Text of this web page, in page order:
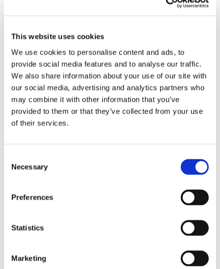
This website uses cookies
We use cookies to personalise content and ads, to
provide social media features and to analyse our traffic.
We also share information about your use of our site with
our social media, advertising and analytics partners who
may combine it with other information that you’ve
provided to them or that they’ve collected from your use
of their services.
Selection
Necessary
Preferences
Statistics
Marketing
Obbligazioni solidali passive:
rapporti tra surrogazione legale e
regresso
La sentenza n. 16835 del 29 maggio 2026 della
rapporto tra l'azione di [...]
21 Luglio 2026